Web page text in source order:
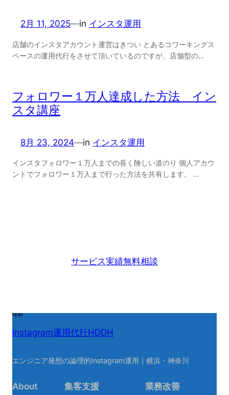
2月 11, 2025—in インスタ運用
店舗のインスタアカウント運営はきつい とあるコワーキングス
ペースの運用代行をさせて頂いているのですが、店舗型の…
フォロワー１万人達成した方法 イン
スタ講座
8月 23, 2024—in インスタ運用
インスタフォロワー１万人までの長く険しい道のり 個人アカウ
ントでフォロワー１万人まで行った方法を共有します。 …
サービス実績無料相談
Instagram運用代行HDDH
エンジニア発想の論理的Instagram運用｜横浜・神奈川
About 集客支援 業務改善